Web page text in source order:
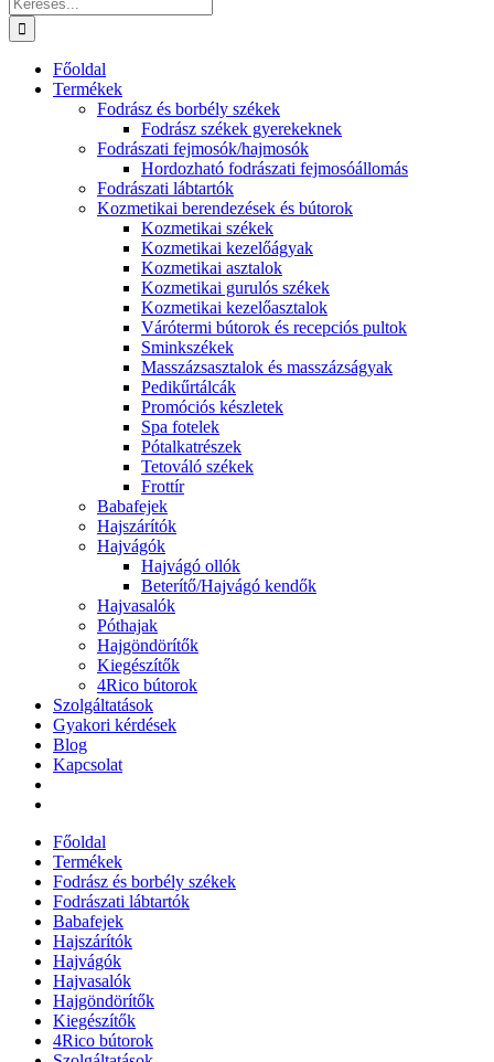
Főoldal
Termékek
Fodrász és borbély székek
Fodrász székek gyerekeknek
Fodrászati fejmosók/hajmosók
Hordozható fodrászati fejmosóállomás
Fodrászati lábtartók
Kozmetikai berendezések és bútorok
Kozmetikai székek
Kozmetikai kezelőágyak
Kozmetikai asztalok
Kozmetikai gurulós székek
Kozmetikai kezelőasztalok
Várótermi bútorok és recepciós pultok
Sminkszékek
Masszázsasztalok és masszázságyak
Pedikűrtálcák
Promóciós készletek
Spa fotelek
Pótalkatrészek
Tetováló székek
Frottír
Babafejek
Hajszárítók
Hajvágók
Hajvágó ollók
Beterítő/Hajvágó kendők
Hajvasalók
Póthajak
Hajgöndörítők
Kiegészítők
4Rico bútorok
Szolgáltatások
Gyakori kérdések
Blog
Kapcsolat
Főoldal
Termékek
Fodrász és borbély székek
Fodrászati lábtartók
Babafejek
Hajszárítók
Hajvágók
Hajvasalók
Hajgöndörítők
Kiegészítők
4Rico bútorok